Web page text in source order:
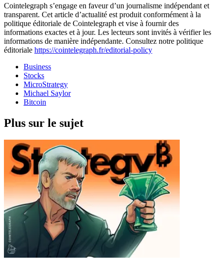
Cointelegraph s’engage en faveur d’un journalisme indépendant et
transparent. Cet article d’actualité est produit conformément à la
politique éditoriale de Cointelegraph et vise à fournir des
informations exactes et à jour. Les lecteurs sont invités à vérifier les
informations de manière indépendante. Consultez notre politique
éditoriale https://cointelegraph.fr/editorial-policy
Business
Stocks
MicroStrategy
Michael Saylor
Bitcoin
Plus sur le sujet